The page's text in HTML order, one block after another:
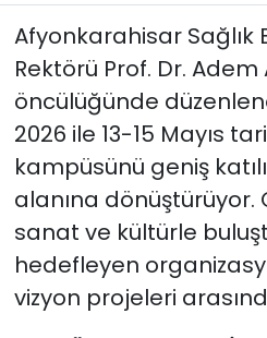
Afyonkarahisar Sağlık
Rektörü Prof. Dr. Adem
öncülüğünde
2026 ile 13-15 Mayıs
kampüsünü geniş
alanına dönüştürüyor.
sanat ve kültürle
hedefleyen
vizyon projeleri